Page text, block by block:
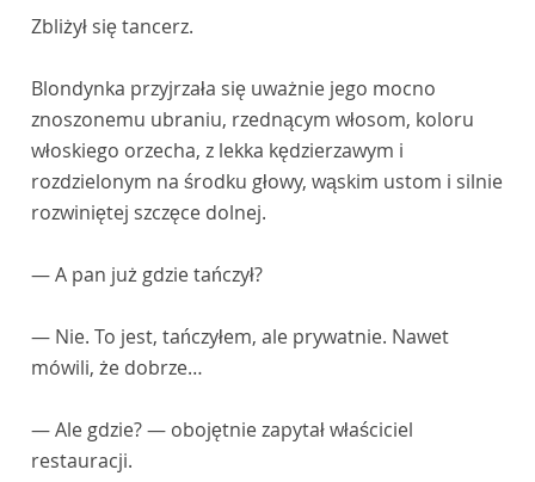
Zbliżył się tancerz.
Blondynka przyjrzała się uważnie jego mocno
znoszonemu ubraniu, rzednącym włosom, koloru
włoskiego orzecha, z lekka kędzierzawym i
rozdzielonym na środku głowy, wąskim ustom i silnie
rozwiniętej szczęce dolnej.
— A pan już gdzie tańczył?
— Nie. To jest, tańczyłem, ale prywatnie. Nawet
mówili, że dobrze…
— Ale gdzie? — obojętnie zapytał właściciel
restauracji.